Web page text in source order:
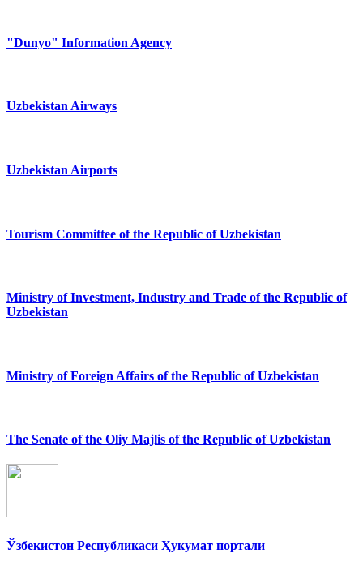
"Dunyo" Information Agency
Uzbekistan Airways
Uzbekistan Airports
Tourism Committee of the Republic of Uzbekistan
Ministry of Investment, Industry and Trade of the Republic of
Uzbekistan
Ministry of Foreign Affairs of the Republic of Uzbekistan
The Senate of the Oliy Majlis of the Republic of Uzbekistan
Ўзбекистон Республикаси Ҳукумат портали